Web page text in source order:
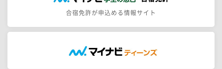
合宿免許が申込める情報サイト